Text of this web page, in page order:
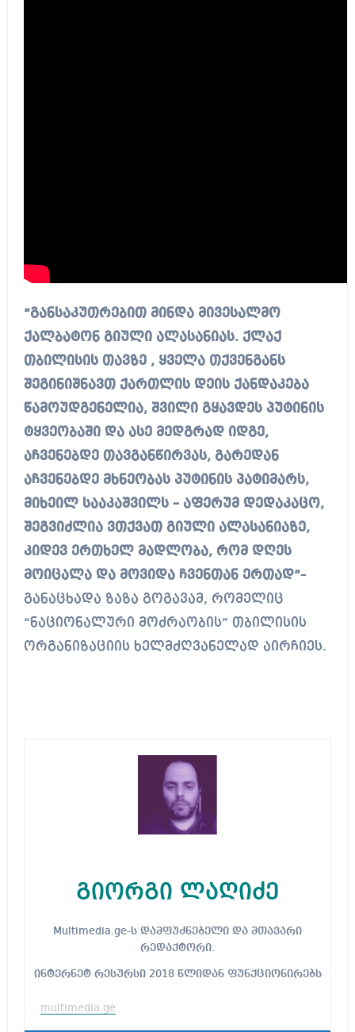
“განსაკუთრებით მინდა მივესალმო
ქალბატონ გიული ალასანიას. ქლაქ
თბილისის თავზე , ყველა თქვენგანს
შეგინიშნავთ ქართლის დეის ქანდაკება
წამოუდგენელია, შვილი გყავდეს პუტინის
ტყვეობაში და ასე მედგრად იდგე,
აჩვენებდე თავგანწირვას, გარედან
აჩვენებდე მხნეობას პუტინის პატიმარს,
მიხეილ სააკაშვილს – აფერუმ დედაკაცო,
შეგვიძლია ვთქვათ გიული ალასანიაზე,
კიდევ ერთხელ მადლობა, რომ დღეს
მოიცალა და მოვიდა ჩვენთან ერთად”–
განაცხადა ზაზა გოგავამ, რომელიც
“ნაციონალური მოძრაობის” თბილისის
ორგანიზაციის ხელმძღვანელად აირჩიეს.
გიორგი ლაღიძე
Multimedia.ge-ს დამფუძნებელი და მთავარი
რედაქტორი.
ინტერნეტ რესურსი 2018 წლიდან ფუნქციონირებს
multimedia.ge